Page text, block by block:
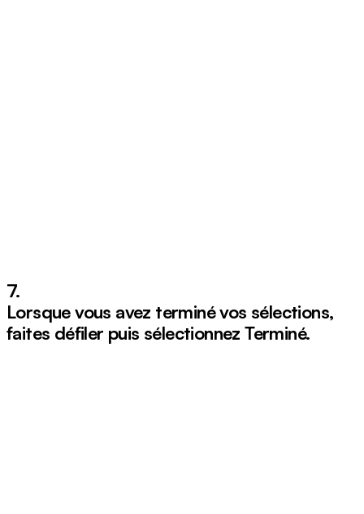
7.
Lorsque vous avez terminé vos sélections,
faites défiler puis sélectionnezTerminé.